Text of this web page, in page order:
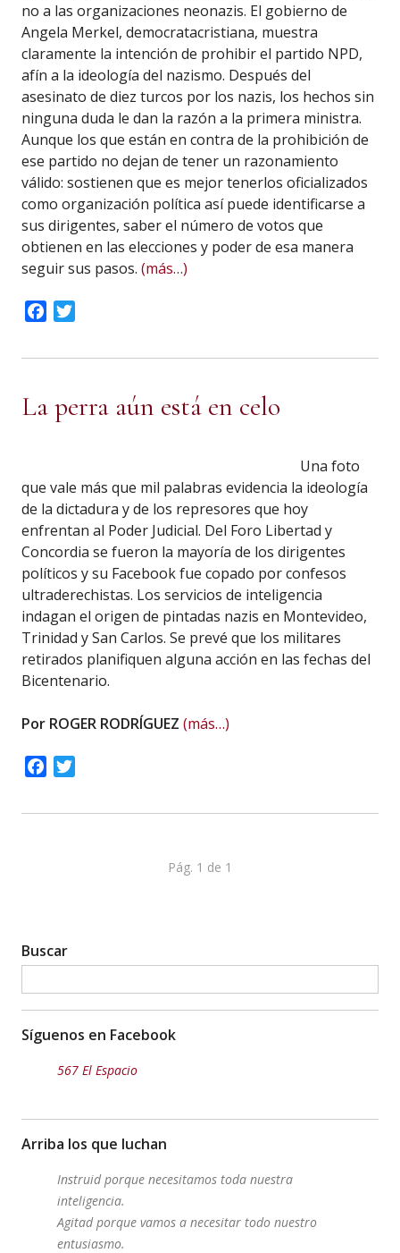
no a las organizaciones neonazis. El gobierno de
Angela Merkel, democratacristiana, muestra
claramente la intención de prohibir el partido NPD,
afín a la ideología del nazismo. Después del
asesinato de diez turcos por los nazis, los hechos sin
ninguna duda le dan la razón a la primera ministra.
Aunque los que están en contra de la prohibición de
ese partido no dejan de tener un razonamiento
válido: sostienen que es mejor tenerlos oficializados
como organización política así puede identificarse a
sus dirigentes, saber el número de votos que
obtienen en las elecciones y poder de esa manera
seguir sus pasos. (más…)
Facebook
La perra aún está en celo
Una foto
que vale más que mil palabras evidencia la ideología
de la dictadura y de los represores que hoy
enfrentan al Poder Judicial. Del Foro Libertad y
Concordia se fueron la mayoría de los dirigentes
políticos y su Facebook fue copado por confesos
ultraderechistas. Los servicios de inteligencia
indagan el origen de pintadas nazis en Montevideo,
Trinidad y San Carlos. Se prevé que los militares
retirados planifiquen alguna acción en las fechas del
Bicentenario.
Por ROGER RODRÍGUEZ (más…)
Facebook
Pág. 1 de 1
Buscar
Síguenos en Facebook
567 El Espacio
Arriba los que luchan
Instruid porque necesitamos toda nuestra
inteligencia.
Agitad porque vamos a necesitar todo nuestro
entusiasmo.